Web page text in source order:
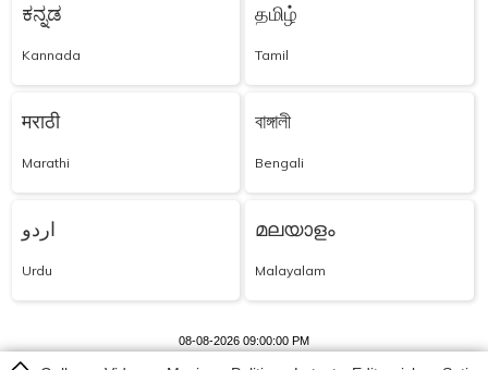
ಕನ್ನಡ
Kannada
தமிழ்
Tamil
मराठी
Marathi
বাঙ্গালী
Bengali
اردو
Urdu
മലയാളം
Malayalam
08-08-2026 09:00:00 PM